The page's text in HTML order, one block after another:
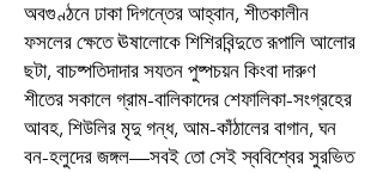
অবগুণ্ঠনে ঢাকা দিগন্তের আহ্বান, শীতকালীন
ফসলের ক্ষেতে ঊষালোকে শিশিরবিন্দুতে রূপালি আলোর
ছটা, বাচষ্পতিদাদার সযতন পুষ্পচয়ন কিংবা দারুণ
শীতের সকালে গ্রাম-বালিকাদের শেফালিকা-সংগ্রহের
আবহ, শিউলির মৃদু গন্ধ, আম-কাঁঠালের বাগান, ঘন
বন-হলুদের জঙ্গল—সবই তো সেই স্ববিশ্বের সুরভিত